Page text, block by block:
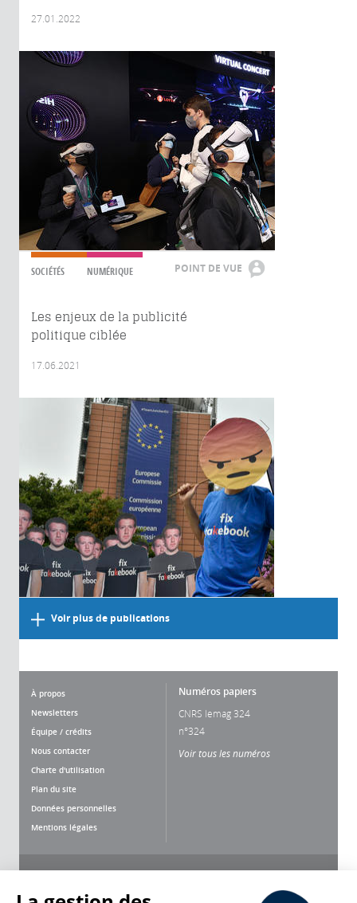
27.01.2022
SOCIÉTÉS NUMÉRIQUE POINT DE VUE
Les enjeux de la publicité
politique ciblée
17.06.2021
Voir plus de publications
À propos
Newsletters
Équipe / crédits
Nous contacter
Charte d'utilisation
Plan du site
Données personnelles
Mentions légales
Numéros papiers
CNRS lemag 324
n°324
Voir tous les numéros